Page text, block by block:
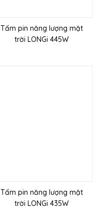
Tấm pin năng lượng mặt
trời LONGi 445W
Tấm pin năng lượng mặt
trời LONGi 435W